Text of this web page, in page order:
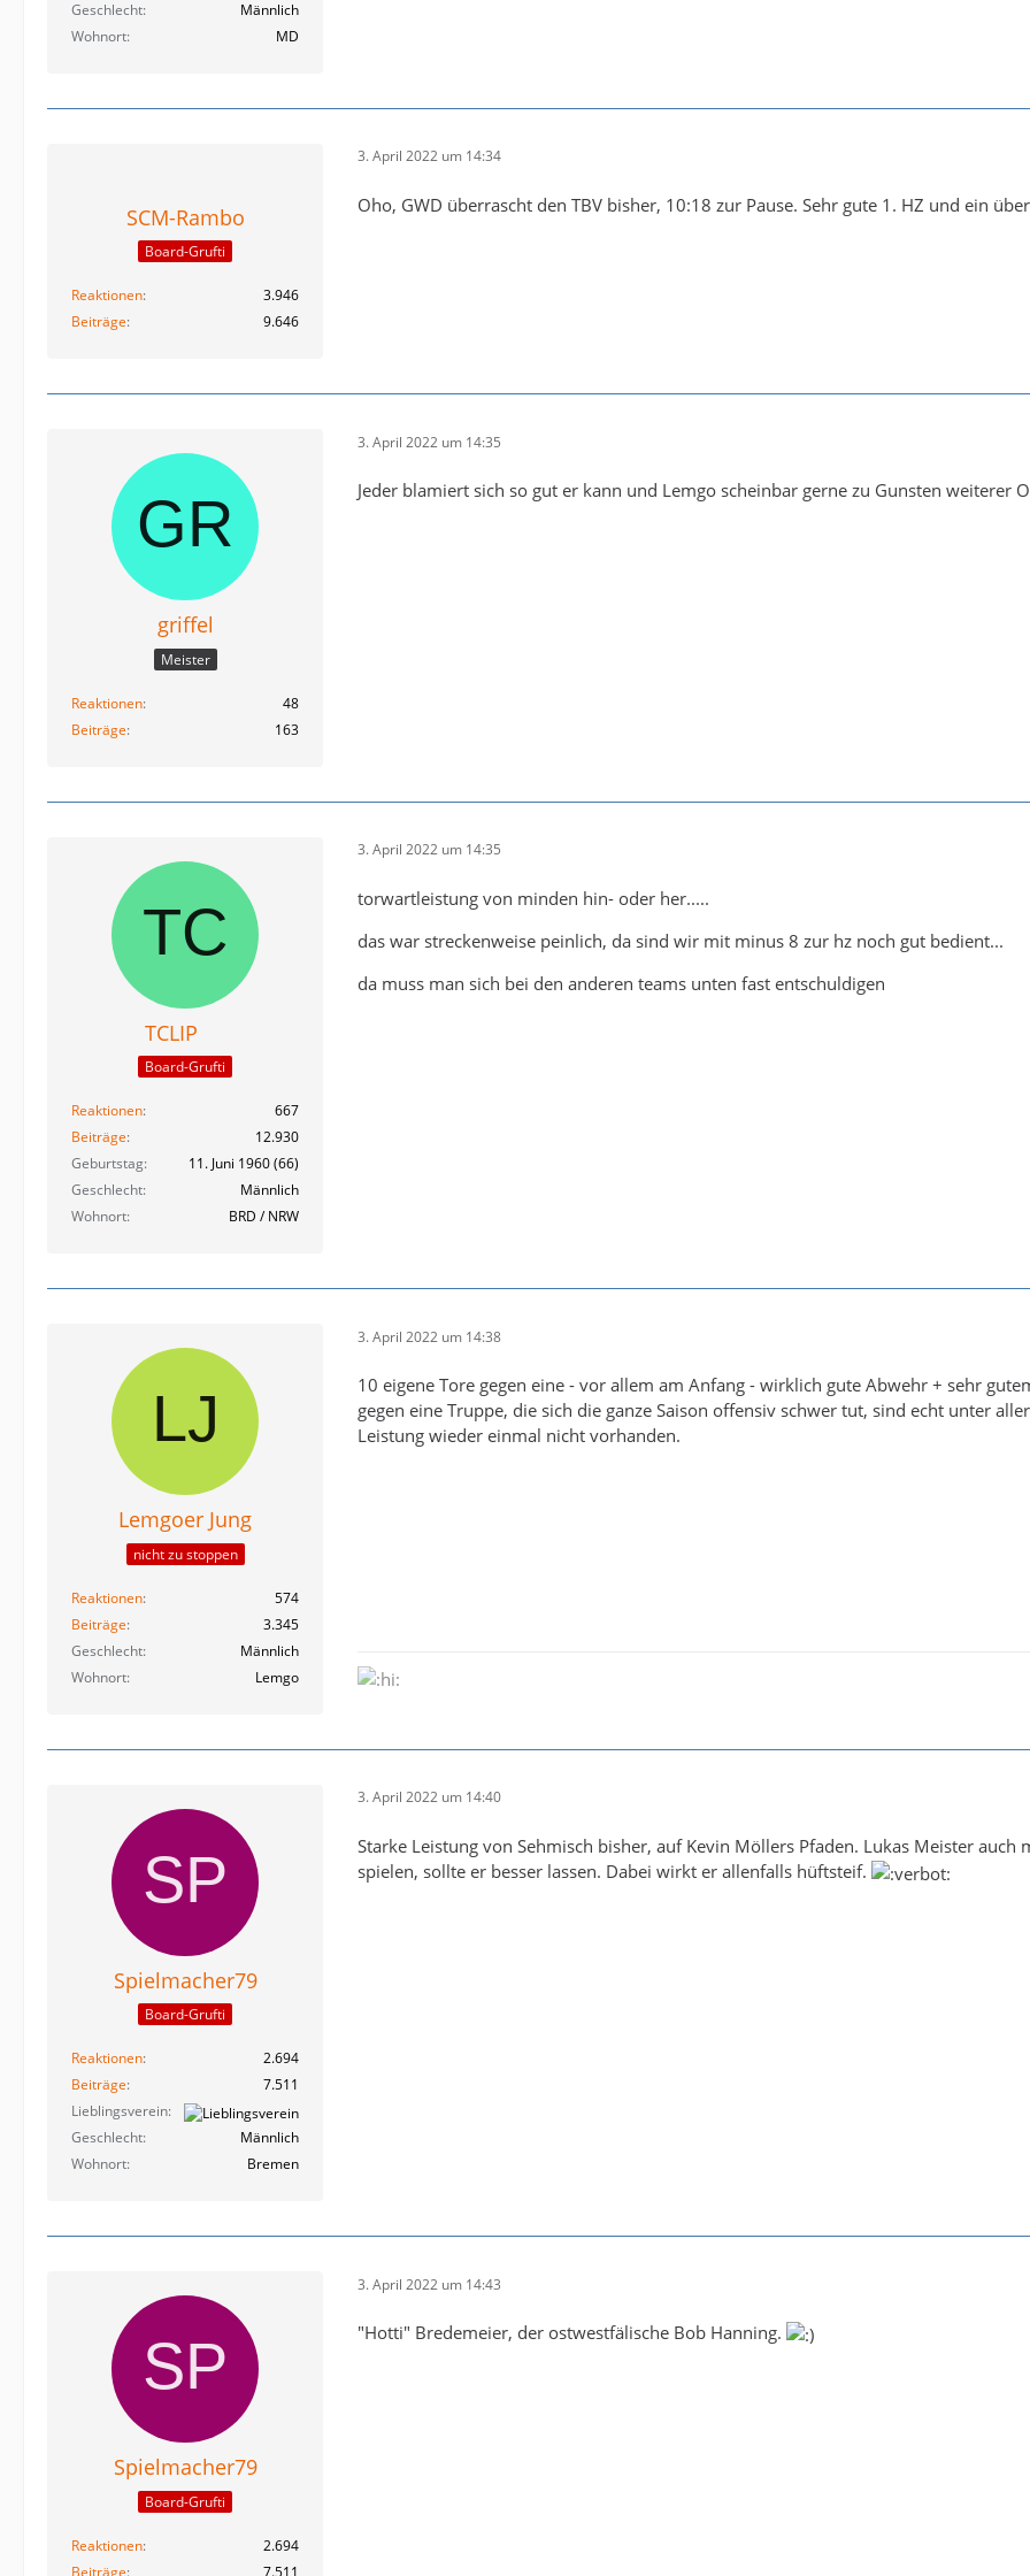
Geschlecht
Männlich
Wohnort
MD
SCM-Rambo
Board-Grufti
Reaktionen
3.946
Beiträge
9.646
3. April 2022 um 14:34
Oho, GWD überrascht den TBV bisher, 10:18 zur Pause. Sehr gute 1. HZ und ein
griffel
Meister
Reaktionen
48
Beiträge
163
3. April 2022 um 14:35
Jeder blamiert sich so gut er kann und Lemgo scheinbar gerne zu Gunsten weiterer
TCLIP
Board-Grufti
Reaktionen
667
Beiträge
12.930
Geburtstag
11. Juni 1960 (66)
Geschlecht
Männlich
Wohnort
BRD / NRW
3. April 2022 um 14:35
torwartleistung von minden hin- oder her.....
das war streckenweise peinlich, da sind wir mit minus 8 zur hz noch gut bedient...
da muss man sich bei den anderen teams unten fast entschuldigen
Lemgoer Jung
nicht zu stoppen
Reaktionen
574
Beiträge
3.345
Geschlecht
Männlich
Wohnort
Lemgo
3. April 2022 um 14:38
10 eigene Tore gegen eine - vor allem am Anfang - wirklich gute Abwehr + sehr
gegen eine Truppe, die sich die ganze Saison offensiv schwer tut, sind echt unter
Leistung wieder einmal nicht vorhanden.
Spielmacher79
Board-Grufti
Reaktionen
2.694
Beiträge
7.511
Lieblingsverein
Geschlecht
Männlich
Wohnort
Bremen
3. April 2022 um 14:40
Starke Leistung von Sehmisch bisher, auf Kevin Möllers Pfaden. Lukas Meister
spielen, sollte er besser lassen. Dabei wirkt er allenfalls hüftsteif.
Spielmacher79
Board-Grufti
Reaktionen
2.694
Beiträge
7.511
3. April 2022 um 14:43
"Hotti" Bredemeier, der ostwestfälische Bob Hanning.